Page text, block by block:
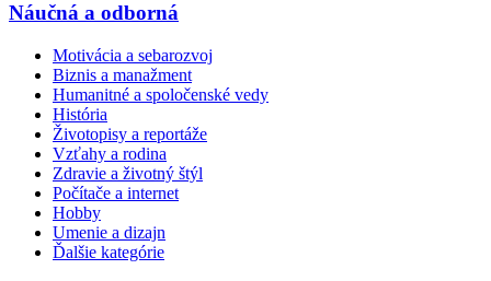
Náučná a odborná
Motivácia a sebarozvoj
Biznis a manažment
Humanitné a spoločenské vedy
História
Životopisy a reportáže
Vzťahy a rodina
Zdravie a životný štýl
Počítače a internet
Hobby
Umenie a dizajn
Ďalšie kategórie